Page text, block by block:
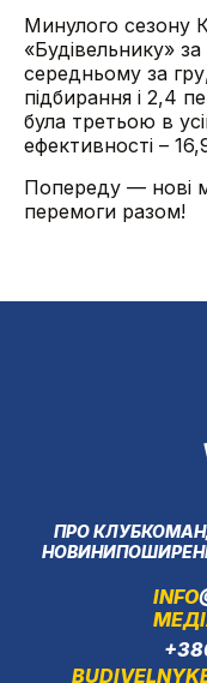
Минулого сезону
«Будівельнику»
середньому за
підбирання і 2,4
була третьою в
ефективності –
Попереду — нові
перемоги разом!
ПРО КЛУБ
НОВИНИ
INFO